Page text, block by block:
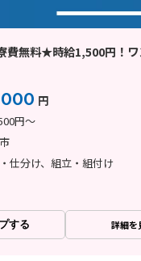
費無料★時給1,500円！
円
円～
仕分け、組立・組付け
する 詳細を